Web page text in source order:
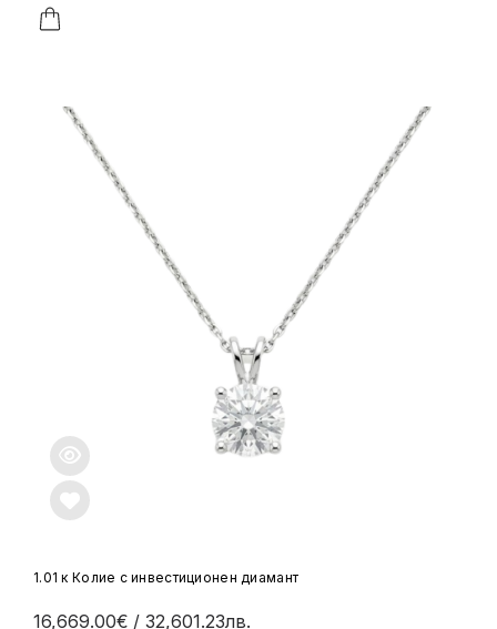
1.01 к Колие с инвестиционен диамант
16,669.00€ / 32,601.23лв.